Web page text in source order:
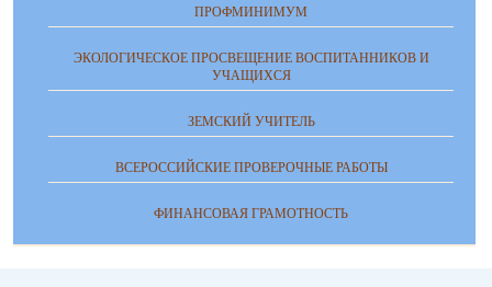
ПРОФМИНИМУМ
ЭКОЛОГИЧЕСКОЕ ПРОСВЕЩЕНИЕ ВОСПИТАННИКОВ И
УЧАЩИХСЯ
ЗЕМСКИЙ УЧИТЕЛЬ
ВСЕРОССИЙСКИЕ ПРОВЕРОЧНЫЕ РАБОТЫ
ФИНАНСОВАЯ ГРАМОТНОСТЬ